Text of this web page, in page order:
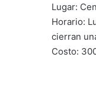
Lugar:
Horario:
cierran
Costo: